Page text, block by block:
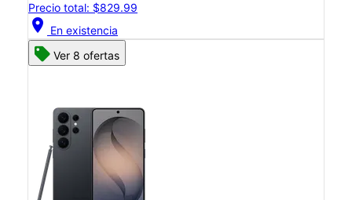
Precio total: $829.99
location_on En existencia
Ver 8 ofertas